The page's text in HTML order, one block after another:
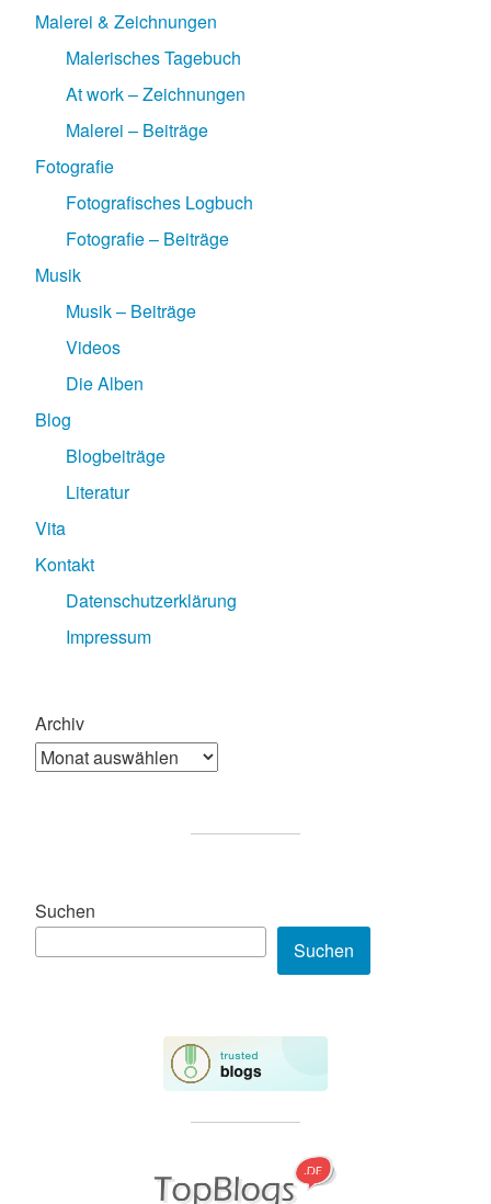
Malerei & Zeichnungen
Malerisches Tagebuch
At work – Zeichnungen
Malerei – Beiträge
Fotografie
Fotografisches Logbuch
Fotografie – Beiträge
Musik
Musik – Beiträge
Videos
Die Alben
Blog
Blogbeiträge
Literatur
Vita
Kontakt
Datenschutzerklärung
Impressum
Archiv
Suchen
Suchen